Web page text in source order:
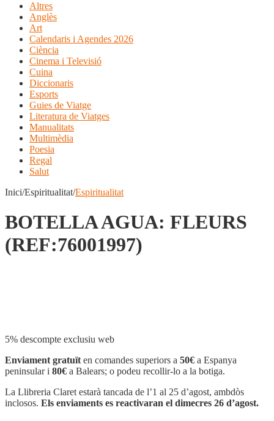
Altres
Anglès
Art
Calendaris i Agendes 2026
Ciència
Cinema i Televisió
Cuina
Diccionaris
Esports
Guies de Viatge
Literatura de Viatges
Manualitats
Multimèdia
Poesia
Regal
Salut
Inici/Espiritualitat/Espiritualitat
BOTELLA AGUA: FLEURS
(REF:76001997)
5% descompte exclusiu web
Enviament gratuït en comandes superiors a 50€ a Espanya
peninsular i 80€ a Balears; o podeu recollir-lo a la botiga.
La Llibreria Claret estarà tancada de l’1 al 25 d’agost, ambdòs
inclosos. Els enviaments es reactivaran el dimecres 26 d’agost.